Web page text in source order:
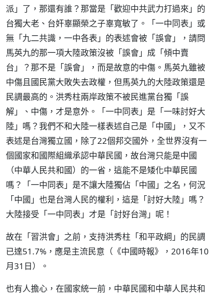
派」了，那還有誰？那當是「歡迎中共武力打過來」的
台獨大老、台奸辜顯榮之子辜寬敏了。「一中同表」或
無「九二共識，一中各表」的表述會被「誤會」，請問
馬英九的那一項大陸政策沒被「誤會」成「傾中賣
台」？那不是「誤會」，而是故意的中傷。馬英九雖被
中傷且國民黨大敗失去政權，但馬英九的大陸政策還是
民調最高的。洪秀柱兩岸政策不被民進黨台獨「誤
解」、中傷，才是意外。「一中同表」是「一味討好大
陸」嗎？我們不和大陸一樣表述自己是「中國」，又不
表述是台灣獨立國，除了22個邦交國外，全世界沒有一
個國家和國際組織承認中華民國，故台灣只能是中國
（中華人民共和國）的一省，這能不是矮化中華民國
嗎？「一中同表」是不讓大陸獨佔「中國」之名，何況
「中國」也是台灣人民的權利，這是「討好大陸」嗎？
大陸接受「一中同表」才是「討好台灣」呢！
故在「習洪會」之前，支持洪秀柱「和平政綱」的民調
已達51.7%，應是主流民意（《中國時報》，2016年10
月31日）。
也有人擔心，在國家統一前，中華民國和中華人民共和